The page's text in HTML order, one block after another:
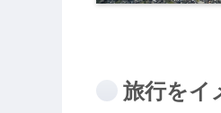
旅行をイ